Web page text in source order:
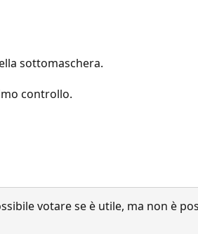
sottomaschera.
controllo.
votare se è utile, ma non è